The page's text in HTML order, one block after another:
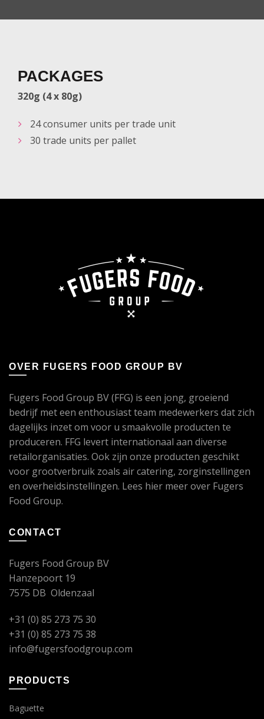
PACKAGES
320g (4 x 80g)
24 consumer units per trade unit
30 trade units per pallet
OVER FUGERS FOOD GROUP BV
Fugers Food Group BV (FFG) is een jong, groeiend
bedrijf met een enthousiast team medewerkers dat zich
dagelijks inzet om voor u smaakvolle producten te
produceren. FFG levert internationaal aan diverse
retailorganisaties. Ook zijn onze producten geschikt
voor grootverbruik zoals air catering, zorginstellingen
en overheidsinstellingen. Lees hier meer over Fugers
Food Group.
CONTACT
Fugers Food Group BV
Hanzepoort 19
7575 DB Oldenzaal
+31 (0) 85 273 75 30
+31 (0) 85 273 75 38
info@fugersfoodgroup.com
PRODUCTS
Baguette